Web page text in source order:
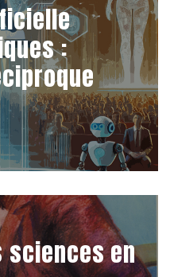
:
sciences en